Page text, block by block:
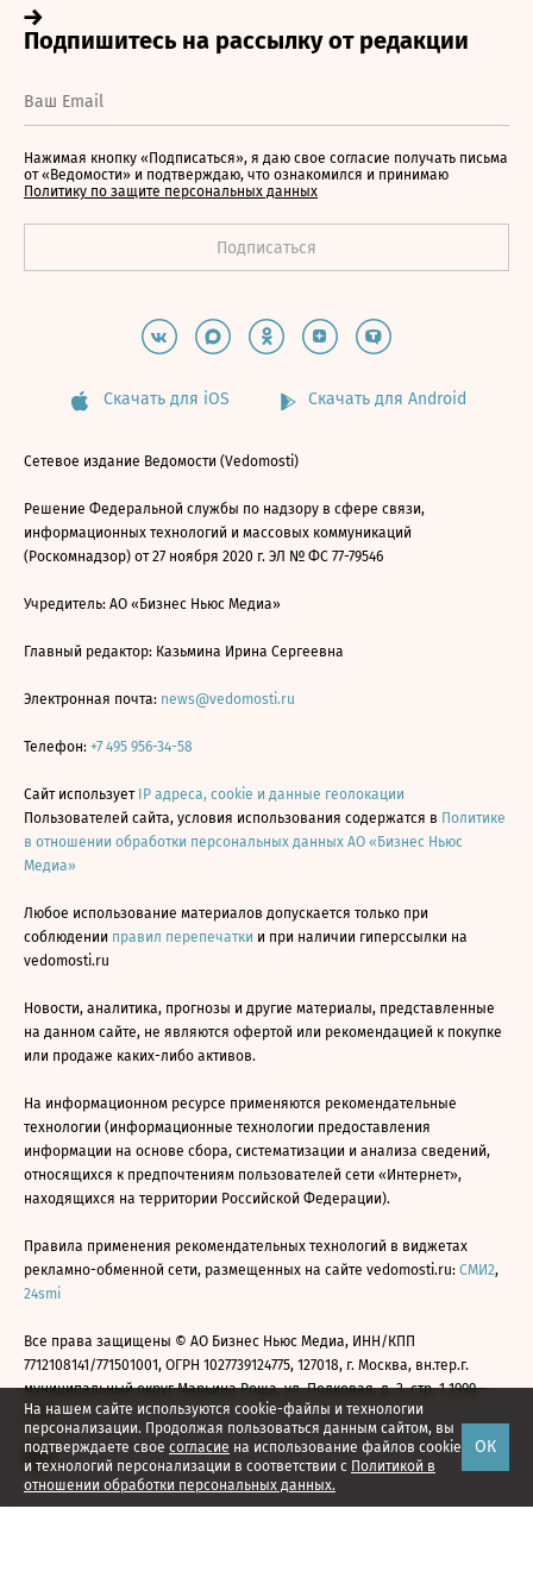
На нашем сайте используются cookie-файлы и технологии
персонализации. Продолжая пользоваться данным сайтом, вы
подтверждаете свое согласие на использование файлов cookie
и технологий персонализации в соответствии с Политикой в
отношении обработки персональных данных.
ОК
Нажимая кнопку «Подписаться», я даю свое согласие получать письма
от «Ведомости» и подтверждаю, что ознакомился и принимаю
Политику по защите персональных данных
Скачать для iOS Скачать для Android
Сетевое издание Ведомости (Vedomosti)
Решение Федеральной службы по надзору в сфере связи,
информационных технологий и массовых коммуникаций
(Роскомнадзор) от 27 ноября 2020 г. ЭЛ № ФС 77-79546
Учредитель: АО «Бизнес Ньюс Медиа»
Главный редактор: Казьмина Ирина Сергеевна
Электронная почта: news@vedomosti.ru
Телефон: +7 495 956-34-58
Сайт использует IP адреса, cookie и данные геолокации
Пользователей сайта, условия использования содержатся в Политике
в отношении обработки персональных данных АО «Бизнес Ньюс
Медиа»
Любое использование материалов допускается только при
соблюдении правил перепечатки и при наличии гиперссылки на
vedomosti.ru
Новости, аналитика, прогнозы и другие материалы, представленные
на данном сайте, не являются офертой или рекомендацией к покупке
или продаже каких-либо активов.
На информационном ресурсе применяются рекомендательные
технологии (информационные технологии предоставления
информации на основе сбора, систематизации и анализа сведений,
относящихся к предпочтениям пользователей сети «Интернет»,
находящихся на территории Российской Федерации).
Правила применения рекомендательных технологий в виджетах
рекламно-обменной сети, размещенных на сайте vedomosti.ru: СМИ2,
24smi
Все права защищены © АО Бизнес Ньюс Медиа, ИНН/КПП
7712108141/771501001, ОГРН 1027739124775, 127018, г. Москва, вн.тер.г.
муниципальный округ Марьина Роща, ул. Полковая, д. 3, стр. 1 1999—
2026